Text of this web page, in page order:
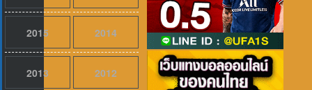
2015 2014
2013 2012